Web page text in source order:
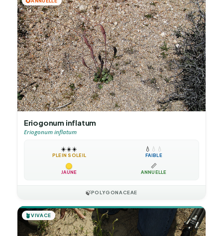
Eriogonum inflatum
Eriogonum inflatum
☀️☀️☀️
PLEIN SOLEIL
💧 💧 💧
FAIBLE
JAUNE
📏
ANNUELLE
🍃POLYGONACEAE
🪴VIVACE